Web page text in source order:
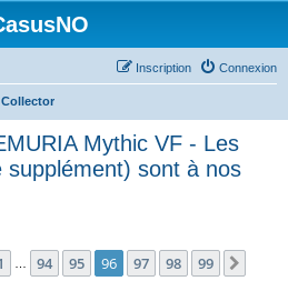
Connexion
Inscription
Collector
Mythic VF - Les
supplément) sont à nos
sur 99
94 95 96 97 98 99